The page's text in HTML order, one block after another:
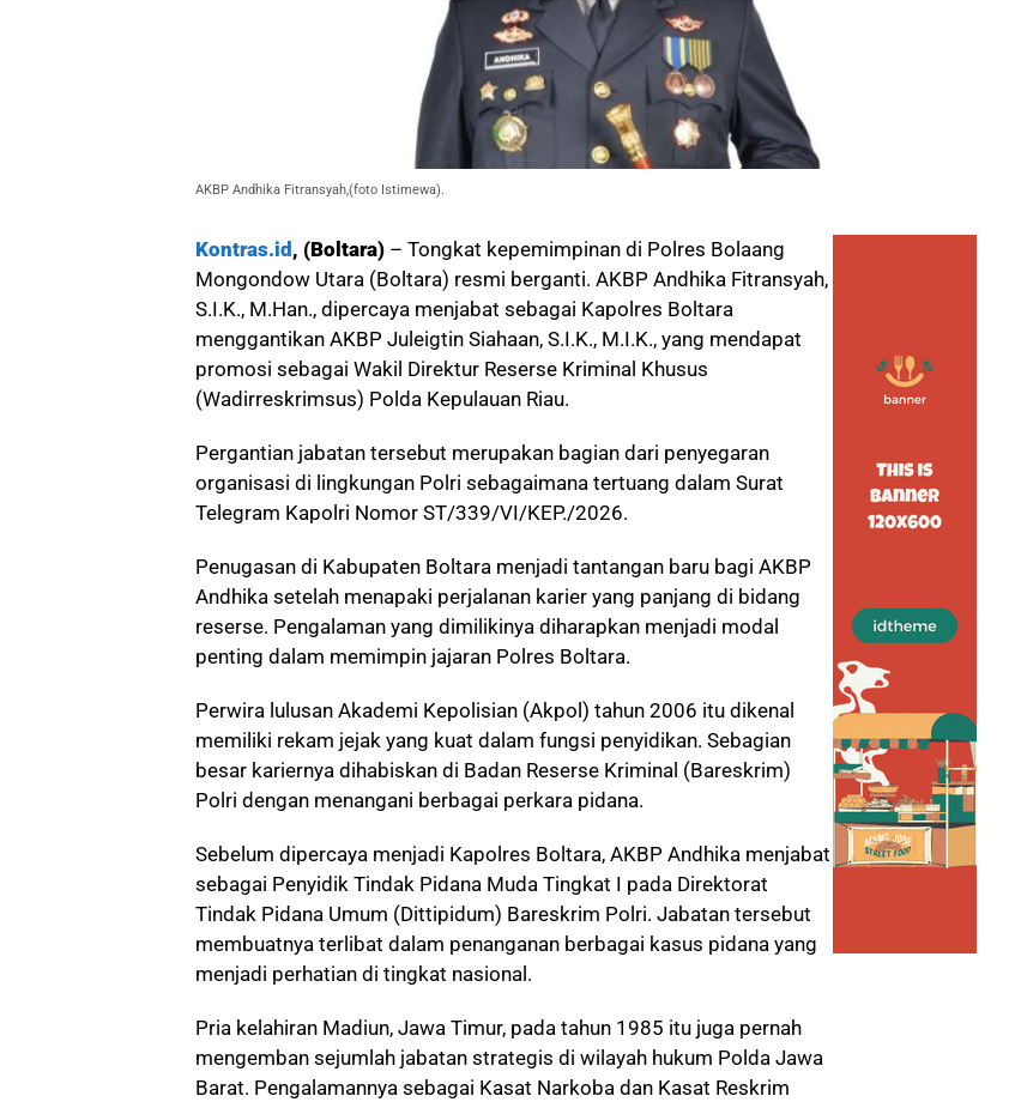
AKBP Andhika Fitransyah,(foto Istimewa).
Kontras.id , (Boltara) – Tongkat kepemimpinan di Polres Bolaang
Mongondow Utara (Boltara) resmi berganti. AKBP Andhika Fitransyah,
S.I.K., M.Han., dipercaya menjabat sebagai Kapolres Boltara
menggantikan AKBP Juleigtin Siahaan, S.I.K., M.I.K., yang mendapat
promosi sebagai Wakil Direktur Reserse Kriminal Khusus
(Wadirreskrimsus) Polda Kepulauan Riau.
Pergantian jabatan tersebut merupakan bagian dari penyegaran
organisasi di lingkungan Polri sebagaimana tertuang dalam Surat
Telegram Kapolri Nomor ST/339/VI/KEP./2026.
Penugasan di Kabupaten Boltara menjadi tantangan baru bagi AKBP
Andhika setelah menapaki perjalanan karier yang panjang di bidang
reserse. Pengalaman yang dimilikinya diharapkan menjadi modal
penting dalam memimpin jajaran Polres Boltara.
Perwira lulusan Akademi Kepolisian (Akpol) tahun 2006 itu dikenal
memiliki rekam jejak yang kuat dalam fungsi penyidikan. Sebagian
besar kariernya dihabiskan di Badan Reserse Kriminal (Bareskrim)
Polri dengan menangani berbagai perkara pidana.
Sebelum dipercaya menjadi Kapolres Boltara, AKBP Andhika menjabat
sebagai Penyidik Tindak Pidana Muda Tingkat I pada Direktorat
Tindak Pidana Umum (Dittipidum) Bareskrim Polri. Jabatan tersebut
membuatnya terlibat dalam penanganan berbagai kasus pidana yang
menjadi perhatian di tingkat nasional.
Pria kelahiran Madiun, Jawa Timur, pada tahun 1985 itu juga pernah
mengemban sejumlah jabatan strategis di wilayah hukum Polda Jawa
Barat. Pengalamannya sebagai Kasat Narkoba dan Kasat Reskrim